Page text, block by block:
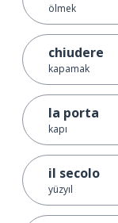
ölmek
chiudere
kapamak
la porta
kapı
il secolo
yüzyıl